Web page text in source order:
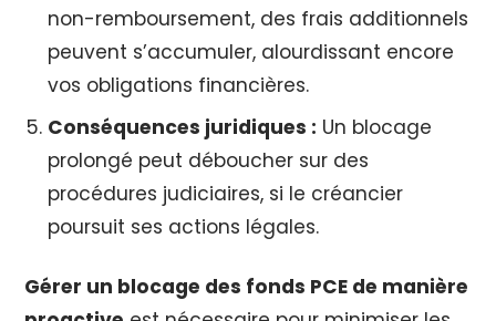
non-remboursement, des frais additionnels
peuvent s’accumuler, alourdissant encore
vos obligations financières.
Conséquences juridiques : Un blocage
prolongé peut déboucher sur des
procédures judiciaires, si le créancier
poursuit ses actions légales.
Gérer un blocage des fonds PCE de manière